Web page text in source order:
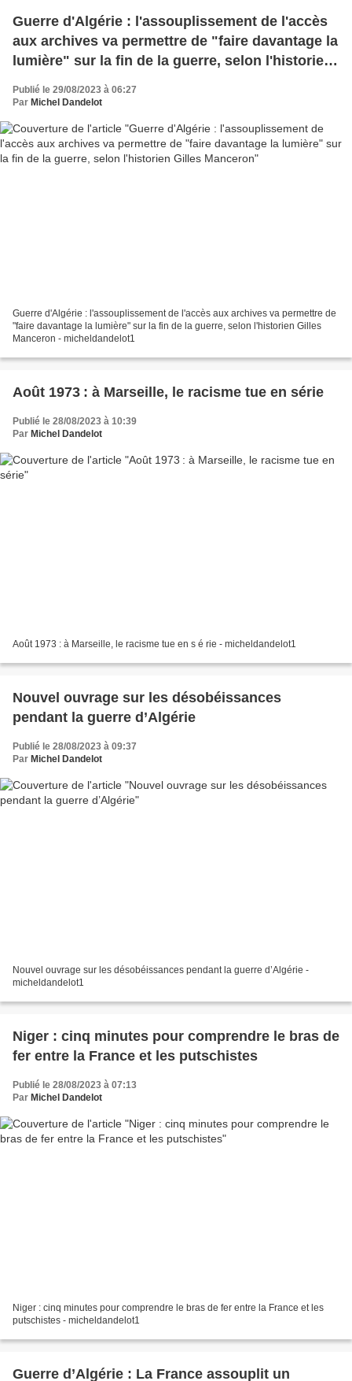
Guerre d'Algérie : l'assouplissement de l'accès
aux archives va permettre de "faire davantage la
lumière" sur la fin de la guerre, selon l'historien
Gilles Manceron
Publié le 29/08/2023 à 06:27
Par Michel Dandelot
Guerre d'Algérie : l'assouplissement de l'accès aux archives va permettre de
"faire davantage la lumière" sur la fin de la guerre, selon l'historien Gilles
Manceron - micheldandelot1
Août 1973 : à Marseille, le racisme tue en série
Publié le 28/08/2023 à 10:39
Par Michel Dandelot
Août 1973 : à Marseille, le racisme tue en s é rie - micheldandelot1
Nouvel ouvrage sur les désobéissances
pendant la guerre d’Algérie
Publié le 28/08/2023 à 09:37
Par Michel Dandelot
Nouvel ouvrage sur les désobéissances pendant la guerre d’Algérie -
micheldandelot1
Niger : cinq minutes pour comprendre le bras de
fer entre la France et les putschistes
Publié le 28/08/2023 à 07:13
Par Michel Dandelot
Niger : cinq minutes pour comprendre le bras de fer entre la France et les
putschistes - micheldandelot1
Guerre d’Algérie : La France assouplit un